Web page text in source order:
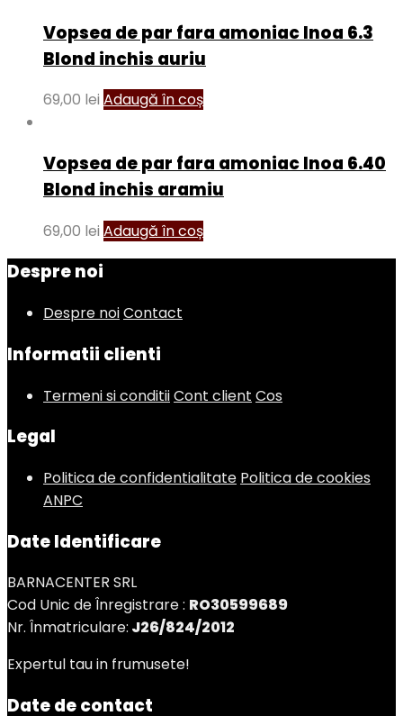
Vopsea de par fara amoniac Inoa 6.3
Blond inchis auriu
69,00 lei Adaugă în coș
Vopsea de par fara amoniac Inoa 6.40
Blond inchis aramiu
69,00 lei Adaugă în coș
Despre noi
Despre noiContact
Informatii clienti
Termeni si conditiiCont client Cos
Legal
Politica de confidentialitate Politica de cookies
ANPC
Date Identificare
BARNACENTER SRL
Cod Unic de Înregistrare : RO30599689
Nr. Înmatriculare: J26/824/2012
Expertul tau in frumusete!
Date de contact